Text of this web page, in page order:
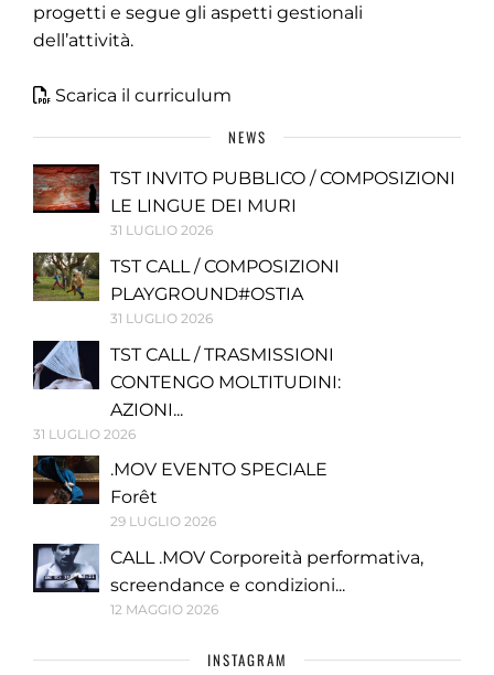
progetti e segue gli aspetti gestionali
dell’attività.
Scarica il curriculum
NEWS
TST INVITO PUBBLICO / COMPOSIZIONI
LE LINGUE DEI MURI
31 LUGLIO 2026
TST CALL / COMPOSIZIONI
PLAYGROUND#OSTIA
31 LUGLIO 2026
TST CALL / TRASMISSIONI
CONTENGO MOLTITUDINI:
AZIONI...
31 LUGLIO 2026
.MOV EVENTO SPECIALE
Forêt
29 LUGLIO 2026
CALL .MOV Corporeità performativa,
screendance e condizioni...
12 MAGGIO 2026
INSTAGRAM